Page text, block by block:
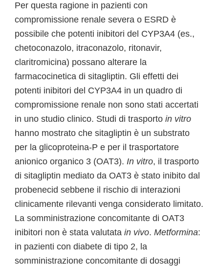
Per questa ragione in pazienti con
compromissione renale severa o ESRD è
possibile che potenti inibitori del CYP3A4 (es.,
chetoconazolo, itraconazolo, ritonavir,
claritromicina) possano alterare la
farmacocinetica di sitagliptin. Gli effetti dei
potenti inibitori del CYP3A4 in un quadro di
compromissione renale non sono stati accertati
in uno studio clinico. Studi di trasporto in vitro
hanno mostrato che sitagliptin è un substrato
per la glicoproteina-P e per il trasportatore
anionico organico 3 (OAT3). In vitro, il trasporto
di sitagliptin mediato da OAT3 è stato inibito dal
probenecid sebbene il rischio di interazioni
clinicamente rilevanti venga considerato limitato.
La somministrazione concomitante di OAT3
inibitori non è stata valutata in vivo. Metformina:
in pazienti con diabete di tipo 2, la
somministrazione concomitante di dosaggi